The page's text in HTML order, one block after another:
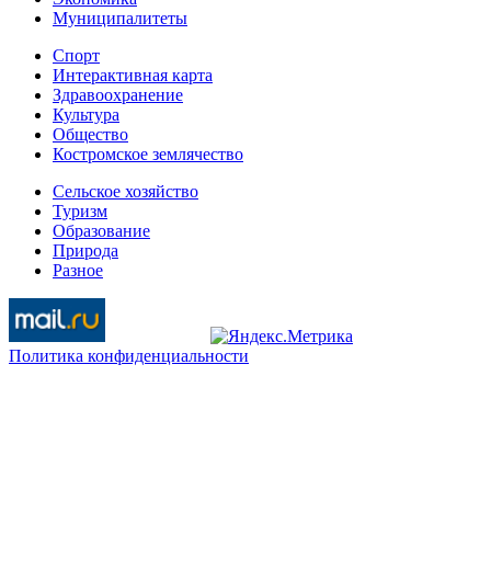
Муниципалитеты
Спорт
Интерактивная карта
Здравоохранение
Культура
Общество
Костромское землячество
Сельское хозяйство
Туризм
Образование
Природа
Разное
Политика конфиденциальности